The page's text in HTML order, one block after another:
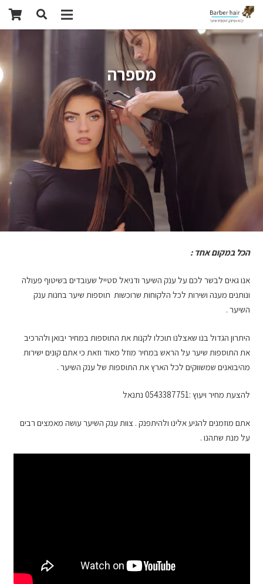
מספרה
הכל במקום אחד :
אנו גאים לבשר לכם על ענק השיער ודניאל סטייל שעובדים בשיטוף פעולה
ונותנים מענה ושירות לכל הלקוחות שרוכשות תוספות שיער בחנות ענק
השיער .
היתרון הגדול בנו שאצלנו תוכלו לקנות את התוספות במחיר יבואן ולהרכיב
את התוספות שיער על הראש במחיר מוזל מאוד וזאת כי אתם קונים ישירות
מהיבואנים שמשווקים לכל הארץ את התוספות של ענק השיער .
להצעת מחיר ויעוץ :0543387751 נתנאל
אתם מוזמנים להגיע אלינו ולהיתפנק . צוות ענק השיער עושה מאמצים רבים
על מנת שתהנו .